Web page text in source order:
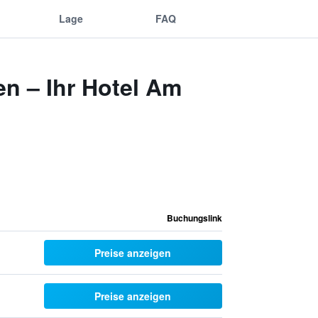
Lage FAQ
– Ihr Hotel Am
Buchungslink
Preise anzeigen
Preise anzeigen